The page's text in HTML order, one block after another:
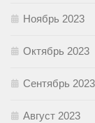
Ноябрь 2023
Октябрь 2023
Сентябрь 2023
Август 2023